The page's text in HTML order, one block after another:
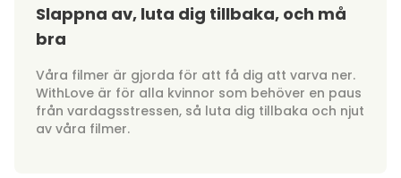
Slappna av, luta dig tillbaka, och må
bra
Våra filmer är gjorda för att få dig att varva ner.
WithLove är för alla kvinnor som behöver en paus
från vardagsstressen, så luta dig tillbaka och njut
av våra filmer.